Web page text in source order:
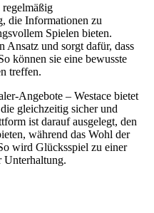
regelmäßig
die Informationen zu
Spielen bieten.
Ansatz und sorgt dafür, dass
können sie eine bewusste
treffen.
Angebote – Westace bietet
gleichzeitig sicher und
ist darauf ausgelegt, den
während das Wohl der
wird Glücksspiel zu einer
Unterhaltung.